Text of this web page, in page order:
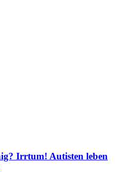
Irrtum! Autisten leben